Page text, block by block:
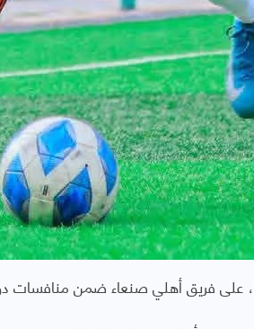
على فريق أهلي صنعاء ضمن منافسات